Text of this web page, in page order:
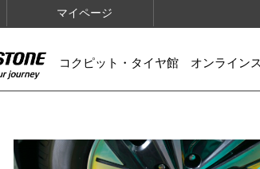
マイページ
コクピット・タイヤ館 オンライン
IMAGES